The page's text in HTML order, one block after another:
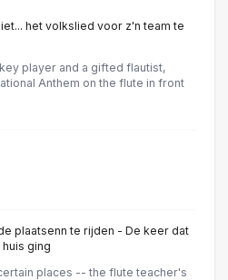
het volkslied voor z'n team te
player and a gifted flautist,
Anthem on the flute in front
plaatsenn te rijden - De keer dat
huis ging
places -- the flute teacher's